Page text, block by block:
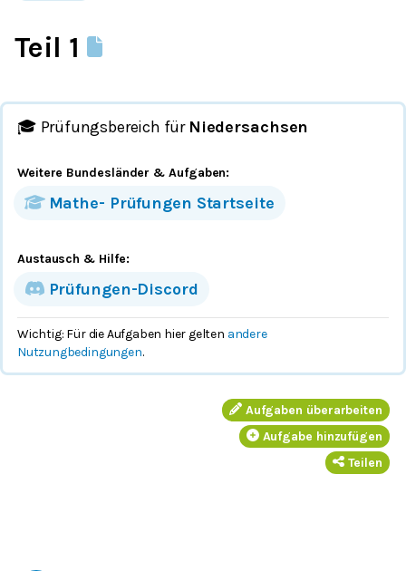
Teil 1
🎓 Prüfungsbereich für Niedersachsen
Weitere Bundesländer & Aufgaben:
Mathe- Prüfungen Startseite
Austausch & Hilfe:
Prüfungen-Discord
Wichtig: Für die Aufgaben hier gelten andere
Nutzungbedingungen.
Aufgaben überarbeiten
Aufgabe hinzufügen
Teilen